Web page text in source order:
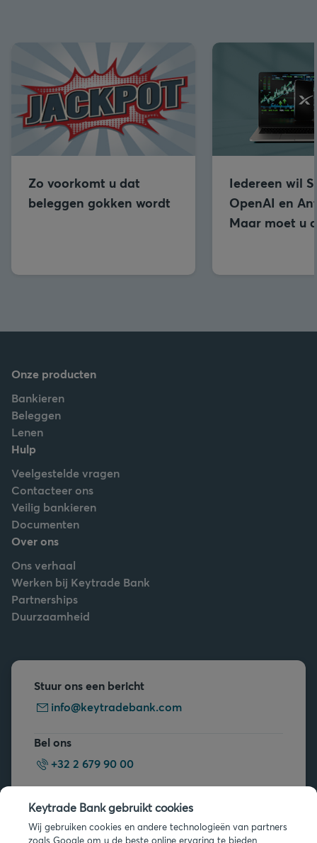
Zo voorkomt u dat
beleggen gokken wordt
Iedereen wil
OpenAI en
Maar moet u
Onze producten
Bankieren
Beleggen
Lenen
Hulp
Veelgestelde vragen
Contacteer ons
Veilig bankieren
Documenten
Over ons
Ons verhaal
Werken bij Keytrade Bank
Partnerships
Duurzaamheid
Stuur ons een bericht
info@keytradebank.com
Bel ons
+32 2 679 90 00
Veelgestelde vragen
Keytrade Bank gebruikt cookies
Wij gebruiken cookies en andere technologieën van partners
zoals Google om u de beste online ervaring te bieden.